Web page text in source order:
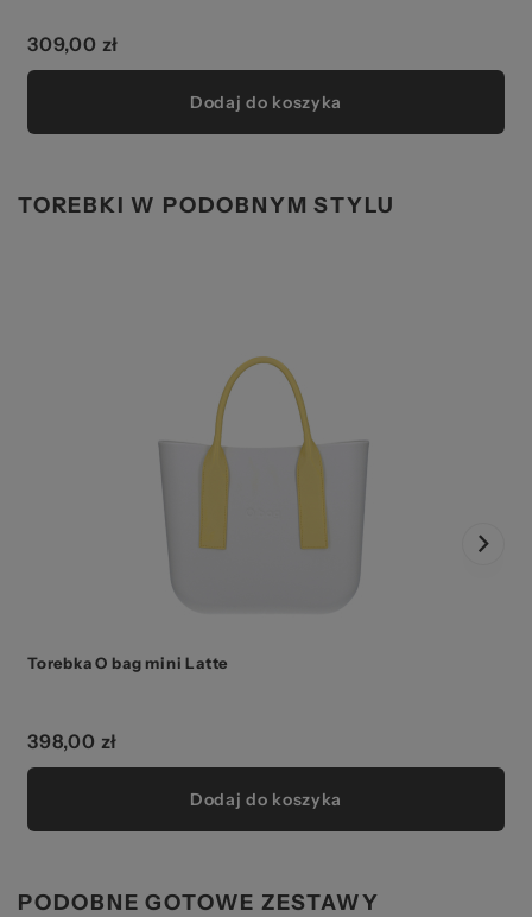
309,00 zł
Dodaj do koszyka
TOREBKI W PODOBNYM STYLU
Torebka O bag mini Latte
398,00 zł
Dodaj do koszyka
PODOBNE GOTOWE ZESTAWY